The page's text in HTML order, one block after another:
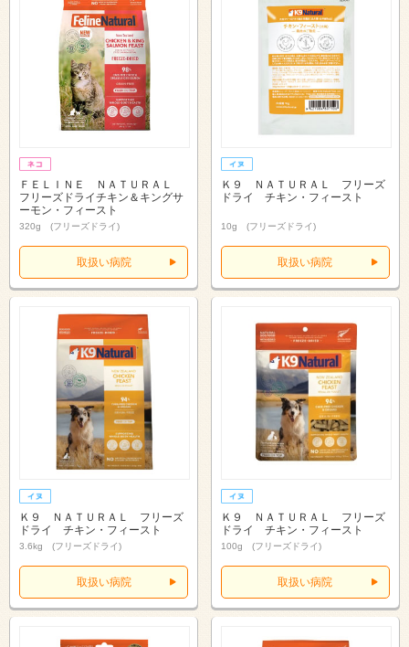
ＦＥＬＩＮＥ ＮＡＴＵＲＡＬ
フリーズドライチキン＆キングサ
ーモン・フィースト
320g (フリーズドライ)
取扱い病院
Ｋ９ ＮＡＴＵＲＡＬ フリーズ
ドライ チキン・フィースト
10g (フリーズドライ)
取扱い病院
Ｋ９ ＮＡＴＵＲＡＬ フリーズ
ドライ チキン・フィースト
3.6kg (フリーズドライ)
取扱い病院
Ｋ９ ＮＡＴＵＲＡＬ フリーズ
ドライ チキン・フィースト
100g (フリーズドライ)
取扱い病院